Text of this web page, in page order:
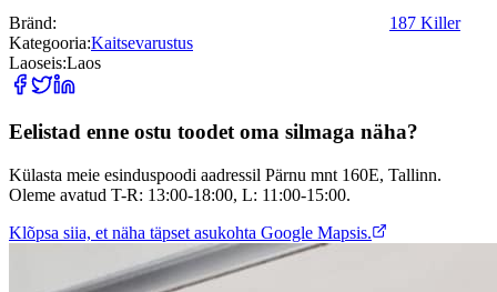
Bränd:
187 Killer
Kategooria:Kaitsevarustus
Laoseis:Laos
Eelistad enne ostu toodet oma silmaga näha?
Külasta meie esinduspoodi aadressil Pärnu mnt 160E, Tallinn.
Oleme avatud T-R: 13:00-18:00, L: 11:00-15:00.
Klõpsa siia, et näha täpset asukohta Google Mapsis.